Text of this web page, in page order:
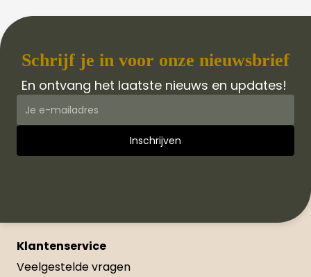
Schrijf je in voor onze nieuwsbrief
En ontvang het laatste nieuws en updates!
Klantenservice
Veelgestelde vragen